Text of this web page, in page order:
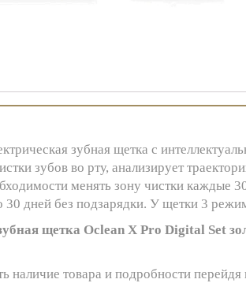
зубная щетка с
зубов во рту, анализирует
менять зону чистки
30 дней без подзарядки. У щетки 3
щетка Oclean X Pro Digital Set
наличие товара и подробности перейдя